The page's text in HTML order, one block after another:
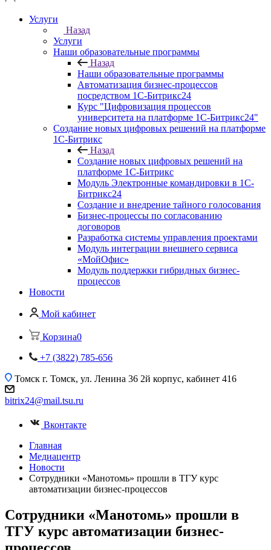
Услуги
Назад
Услуги
Наши образовательные программы
Назад
Наши образовательные программы
Автоматизация бизнес-процессов
посредством 1С-Битрикс24
Курс "Цифровизация процессов
университета на платформе 1С-Битрикс24"
Создание новых цифровых решений на платформе
1С-Битрикс
Назад
Создание новых цифровых решений на
платформе 1С-Битрикс
Модуль Электронные командировки в 1С-
Битрикс24
Создание и внедрение тайного голосования
Бизнес-процессы по согласованию
договоров
Разработка системы управления проектами
Модуль интеграции внешнего сервиса
«МойОфис»
Модуль поддержки гибридных бизнес-
процессов
Новости
Мой кабинет
Корзина0
+7 (3822) 785-656
Томск г. Томск, ул. Ленина 36 2й корпус, кабинет 416
bitrix24@mail.tsu.ru
Вконтакте
Главная
Медиацентр
Новости
Сотрудники «Манотомь» прошли в ТГУ курс
автоматизации бизнес-процессов
Сотрудники «Манотомь» прошли в
ТГУ курс автоматизации бизнес-